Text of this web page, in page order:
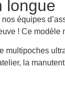
longue
équipes
! Ce
multipoches
la